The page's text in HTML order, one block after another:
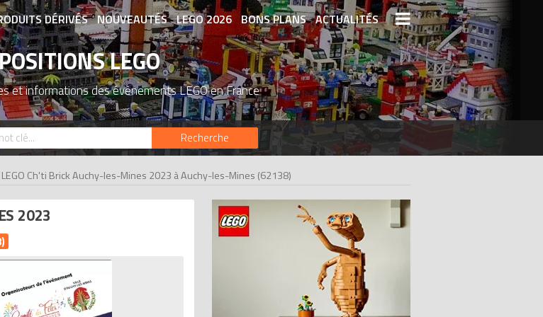
DÉRIVÉS NOUVEAUTÉS LEGO 2026 BONS PLANS ACTUALITÉS
ASSOCIATIONS DE FANS EXPOSITIONS LEGO LEGO LES PLUS CHERS
DERNIERS LEGO AJOUTÉS
LEGO
et informations des évènements LEGO en France
Recherche
LEGO Ch'ti Brick Auchy-les-Mines 2023 à Auchy-les-Mines (62138)
2023